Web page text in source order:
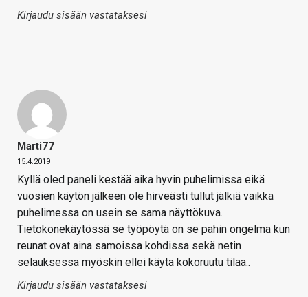
Kirjaudu sisään vastataksesi
Marti77
15.4.2019
Kyllä oled paneli kestää aika hyvin puhelimissa eikä
vuosien käytön jälkeen ole hirveästi tullut jälkiä vaikka
puhelimessa on usein se sama näyttökuva.
Tietokonekäytössä se työpöytä on se pahin ongelma kun
reunat ovat aina samoissa kohdissa sekä netin
selauksessa myöskin ellei käytä kokoruutu tilaa..
Kirjaudu sisään vastataksesi